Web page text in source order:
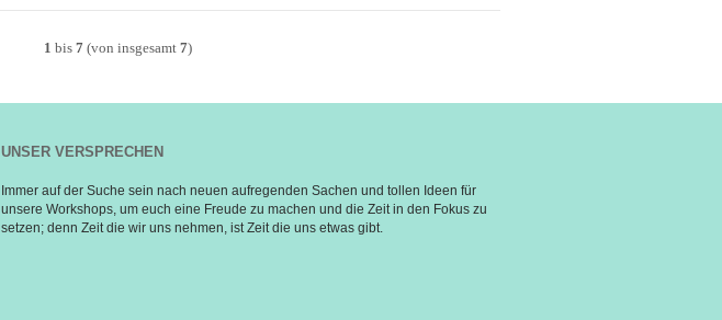
1 bis 7 (von insgesamt 7)
UNSER VERSPRECHEN
Immer auf der Suche sein nach neuen aufregenden Sachen und tollen Ideen für
unsere Workshops, um euch eine Freude zu machen und die Zeit in den Fokus zu
setzen; denn Zeit die wir uns nehmen, ist Zeit die uns etwas gibt.